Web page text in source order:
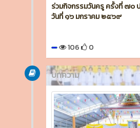
ร่วมกิจกรรมวันครู ครั้งที่ ๗๐
วันที่ ๑๖ มกราคม ๒๕๖๙
106 0
บทความ